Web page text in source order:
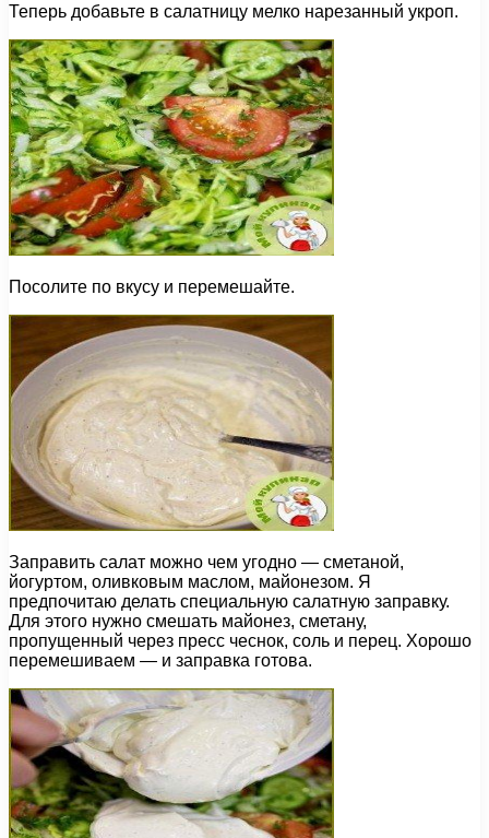
Теперь добавьте в салатницу мелко нарезанный укроп.
Посолите по вкусу и перемешайте.
Заправить салат можно чем угодно — сметаной,
йогуртом, оливковым маслом, майонезом. Я
предпочитаю делать специальную салатную заправку.
Для этого нужно смешать майонез, сметану,
пропущенный через пресс чеснок, соль и перец. Хорошо
перемешиваем — и заправка готова.